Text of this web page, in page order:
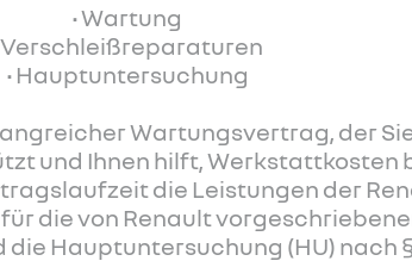
• Wartung
Verschleißreparaturen
• Hauptuntersuchung
Wartungsvertrag, der
und Ihnen hilft, Werkstattkosten
die Leistungen der
die von Renault
Hauptuntersuchung (HU) nach §